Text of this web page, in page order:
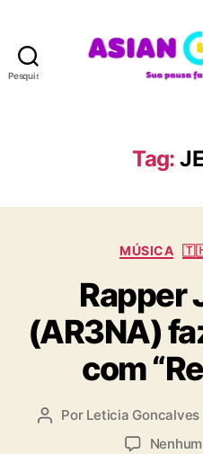
Pesquisar
Tag:
i
MÚSICA 🇹🇭
Rapper
(AR3NA)
com
A Por Leticia Goncalves